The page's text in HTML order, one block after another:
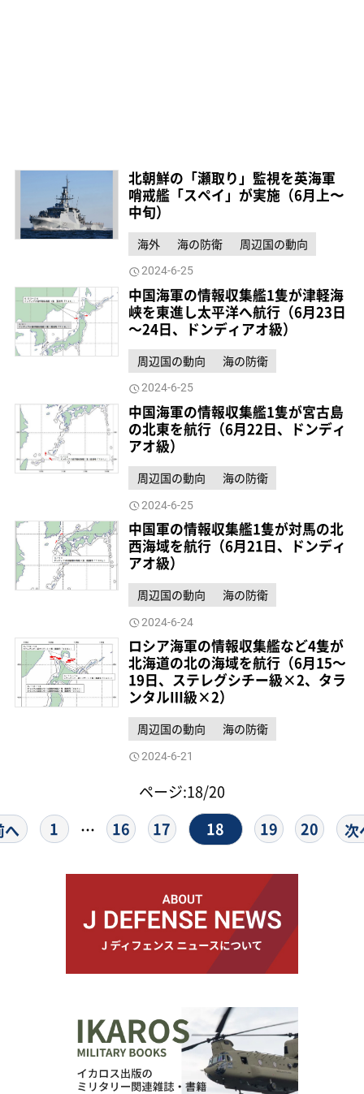
北朝鮮の「瀬取り」監視を英海軍
哨戒艦「スペイ」が実施（6月上〜
中旬）
海外 海の防衛 周辺国の動向
2024-6-25
中国海軍の情報収集艦1隻が津軽海
峡を東進し太平洋へ航行（6月23日
～24日、ドンディアオ級）
周辺国の動向 海の防衛
2024-6-25
中国海軍の情報収集艦1隻が宮古島
の北東を航行（6月22日、ドンディ
アオ級）
周辺国の動向 海の防衛
2024-6-25
中国軍の情報収集艦1隻が対馬の北
西海域を航行（6月21日、ドンディ
アオ級）
周辺国の動向 海の防衛
2024-6-24
ロシア海軍の情報収集艦など4隻が
北海道の北の海域を航行（6月15～
19日、ステレグシチー級×2、タラ
ンタルⅢ級×2）
周辺国の動向 海の防衛
2024-6-21
ページ:18/20
へ
1 … 16 17 18 19 20 次